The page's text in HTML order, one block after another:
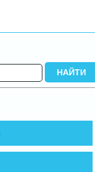
НАЙТИ